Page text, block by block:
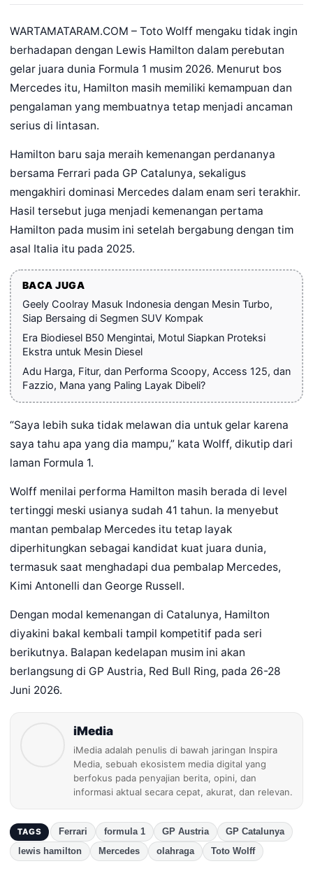
WARTAMATARAM.COM – Toto Wolff mengaku tidak ingin
berhadapan dengan Lewis Hamilton dalam perebutan
gelar juara dunia Formula 1 musim 2026. Menurut bos
Mercedes itu, Hamilton masih memiliki kemampuan dan
pengalaman yang membuatnya tetap menjadi ancaman
serius di lintasan.
Hamilton baru saja meraih kemenangan perdananya
bersama Ferrari pada GP Catalunya, sekaligus
mengakhiri dominasi Mercedes dalam enam seri terakhir.
Hasil tersebut juga menjadi kemenangan pertama
Hamilton pada musim ini setelah bergabung dengan tim
asal Italia itu pada 2025.
BACA JUGA
Geely Coolray Masuk Indonesia dengan Mesin Turbo,
Siap Bersaing di Segmen SUV Kompak
Era Biodiesel B50 Mengintai, Motul Siapkan Proteksi
Ekstra untuk Mesin Diesel
Adu Harga, Fitur, dan Performa Scoopy, Access 125, dan
Fazzio, Mana yang Paling Layak Dibeli?
“Saya lebih suka tidak melawan dia untuk gelar karena
saya tahu apa yang dia mampu,” kata Wolff, dikutip dari
laman Formula 1.
Wolff menilai performa Hamilton masih berada di level
tertinggi meski usianya sudah 41 tahun. Ia menyebut
mantan pembalap Mercedes itu tetap layak
diperhitungkan sebagai kandidat kuat juara dunia,
termasuk saat menghadapi dua pembalap Mercedes,
Kimi Antonelli dan George Russell.
Dengan modal kemenangan di Catalunya, Hamilton
diyakini bakal kembali tampil kompetitif pada seri
berikutnya. Balapan kedelapan musim ini akan
berlangsung di GP Austria, Red Bull Ring, pada 26-28
Juni 2026.
iMedia
iMedia adalah penulis di bawah jaringan Inspira
Media, sebuah ekosistem media digital yang
berfokus pada penyajian berita, opini, dan
informasi aktual secara cepat, akurat, dan relevan.
TAGS Ferrari formula 1 GP Austria
GP Catalunya
lewis hamilton
Mercedes olahraga Toto Wolff